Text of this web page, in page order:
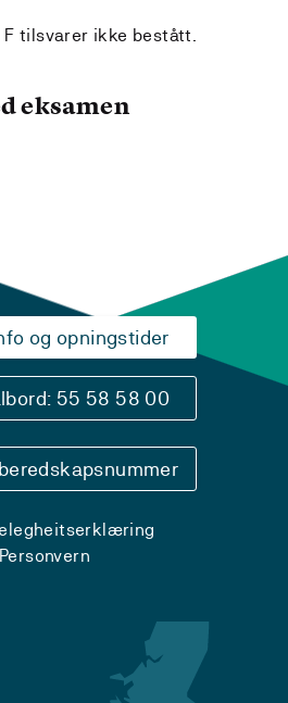
tilsvarer ikke bestått.
eksamen
og opningstider
55 58 58 00
Personvern